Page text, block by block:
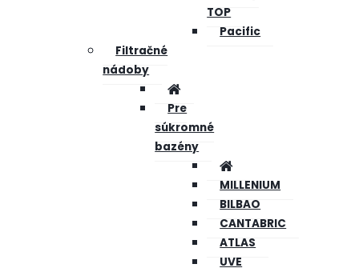
TOP
Pacific
Filtračné
nádoby
Pre
súkromné
bazény
MILLENIUM
BILBAO
CANTABRIC
ATLAS
UVE